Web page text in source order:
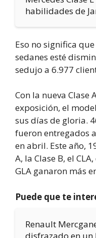
habilidades de
Eso no significa
sedanes esté
sedujo a 6.977
Con la nueva Clase
exposición, el
sus días de gloria.
fueron entregados
en abril. Este año,
A, la Clase B, el
GLA ganaron más
Puede que te
Renault
disfrazado en un